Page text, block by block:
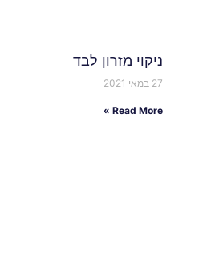
ניקוי מזרון לבד
27 במאי 2021
Read More »